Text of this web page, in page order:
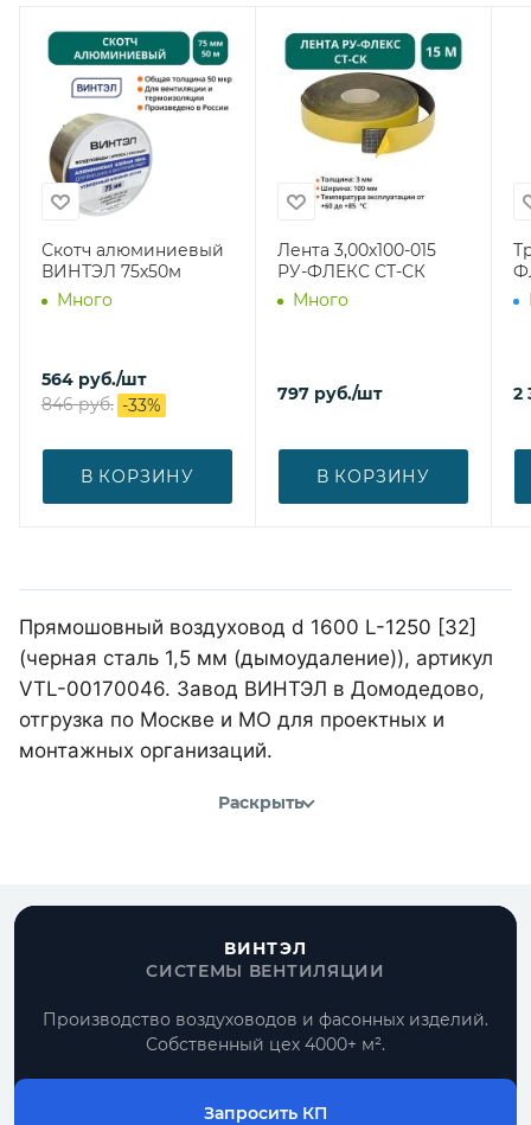
Скотч алюминиевый
ВИНТЭЛ 75х50м
Много
564 руб./шт
846руб. -33%
В КОРЗИНУ
Лента 3,00х100-015
РУ-ФЛЕКС СТ-СК
Много
797 руб./шт
В КОРЗИНУ
2
Прямошовный воздуховод d 1600 L-1250 [32]
(черная сталь 1,5 мм (дымоудаление)), артикул
VTL-00170046. Завод ВИНТЭЛ в Домодедово,
отгрузка по Москве и МО для проектных и
монтажных организаций.
Раскрыть
ВИНТЭЛ
СИСТЕМЫ ВЕНТИЛЯЦИИ
Производство воздуховодов и фасонных изделий.
Собственный цех 4000+ м².
Запросить КП